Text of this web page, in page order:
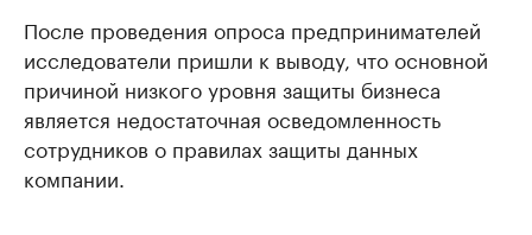
После проведения опроса предпринимателей
исследователи пришли к выводу, что основной
причиной низкого уровня защиты бизнеса
является недостаточная осведомленность
сотрудников о правилах защиты данных
компании.